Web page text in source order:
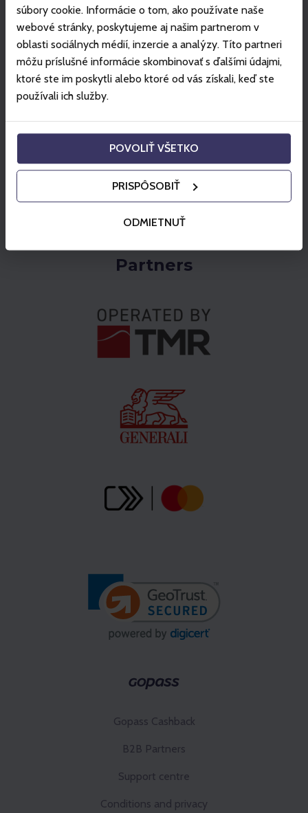
súbory cookie. Informácie o tom, ako používate naše
webové stránky, poskytujeme aj našim partnerom v
oblasti sociálnych médií, inzercie a analýzy. Títo partneri
môžu príslušné informácie skombinovať s ďalšími údajmi,
ktoré ste im poskytli alebo ktoré od vás získali, keď ste
používali ich služby.
POVOLIŤ VŠETKO
PRISPÔSOBIŤ
ODMIETNUŤ
Tourist Pass Hala 1000 + Salamandra
Alpine Coaster
View the offer
Partners
Gopass Cashback
B2B Partners
Support centre
Conditions and privacy